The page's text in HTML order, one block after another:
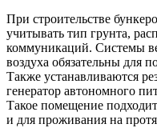
При строительстве
учитывать тип грунта,
коммуникаций. Системы
воздуха обязательны для
Также устанавливаются
генератор автономного
Такое помещение
и для проживания на